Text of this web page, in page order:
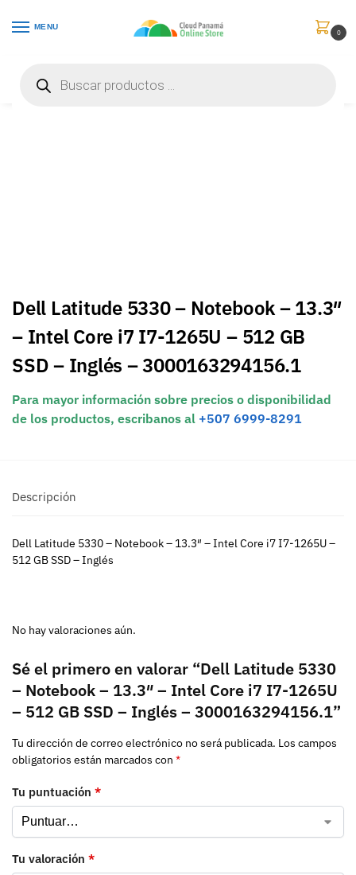
MENU
0
Dell Latitude 5330 – Notebook – 13.3″
– Intel Core i7 I7-1265U – 512 GB
SSD – Inglés – 3000163294156.1
Para mayor información sobre precios o disponibilidad
de los productos, escribanos al +507 6999-8291
Descripción
Dell Latitude 5330 – Notebook – 13.3″ – Intel Core i7 I7-1265U –
512 GB SSD – Inglés
No hay valoraciones aún.
Sé el primero en valorar “Dell Latitude 5330
– Notebook – 13.3″ – Intel Core i7 I7-1265U
– 512 GB SSD – Inglés – 3000163294156.1”
Tu dirección de correo electrónico no será publicada. Los campos
obligatorios están marcados con *
Tu puntuación *
Tu valoración *